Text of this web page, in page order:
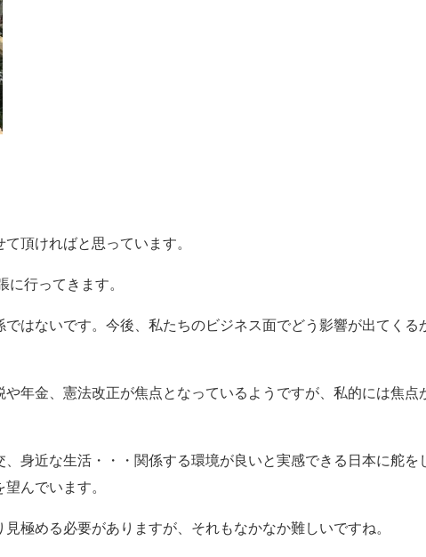
て頂ければと思っています。
行ってきます。
はないです。今後、私たちのビジネス面でどう影響が出てくる
年金、憲法改正が焦点となっているようですが、私的には焦点
身近な生活・・・関係する環境が良いと実感できる日本に舵を
んでいます。
極める必要がありますが、それもなかなか難しいですね。